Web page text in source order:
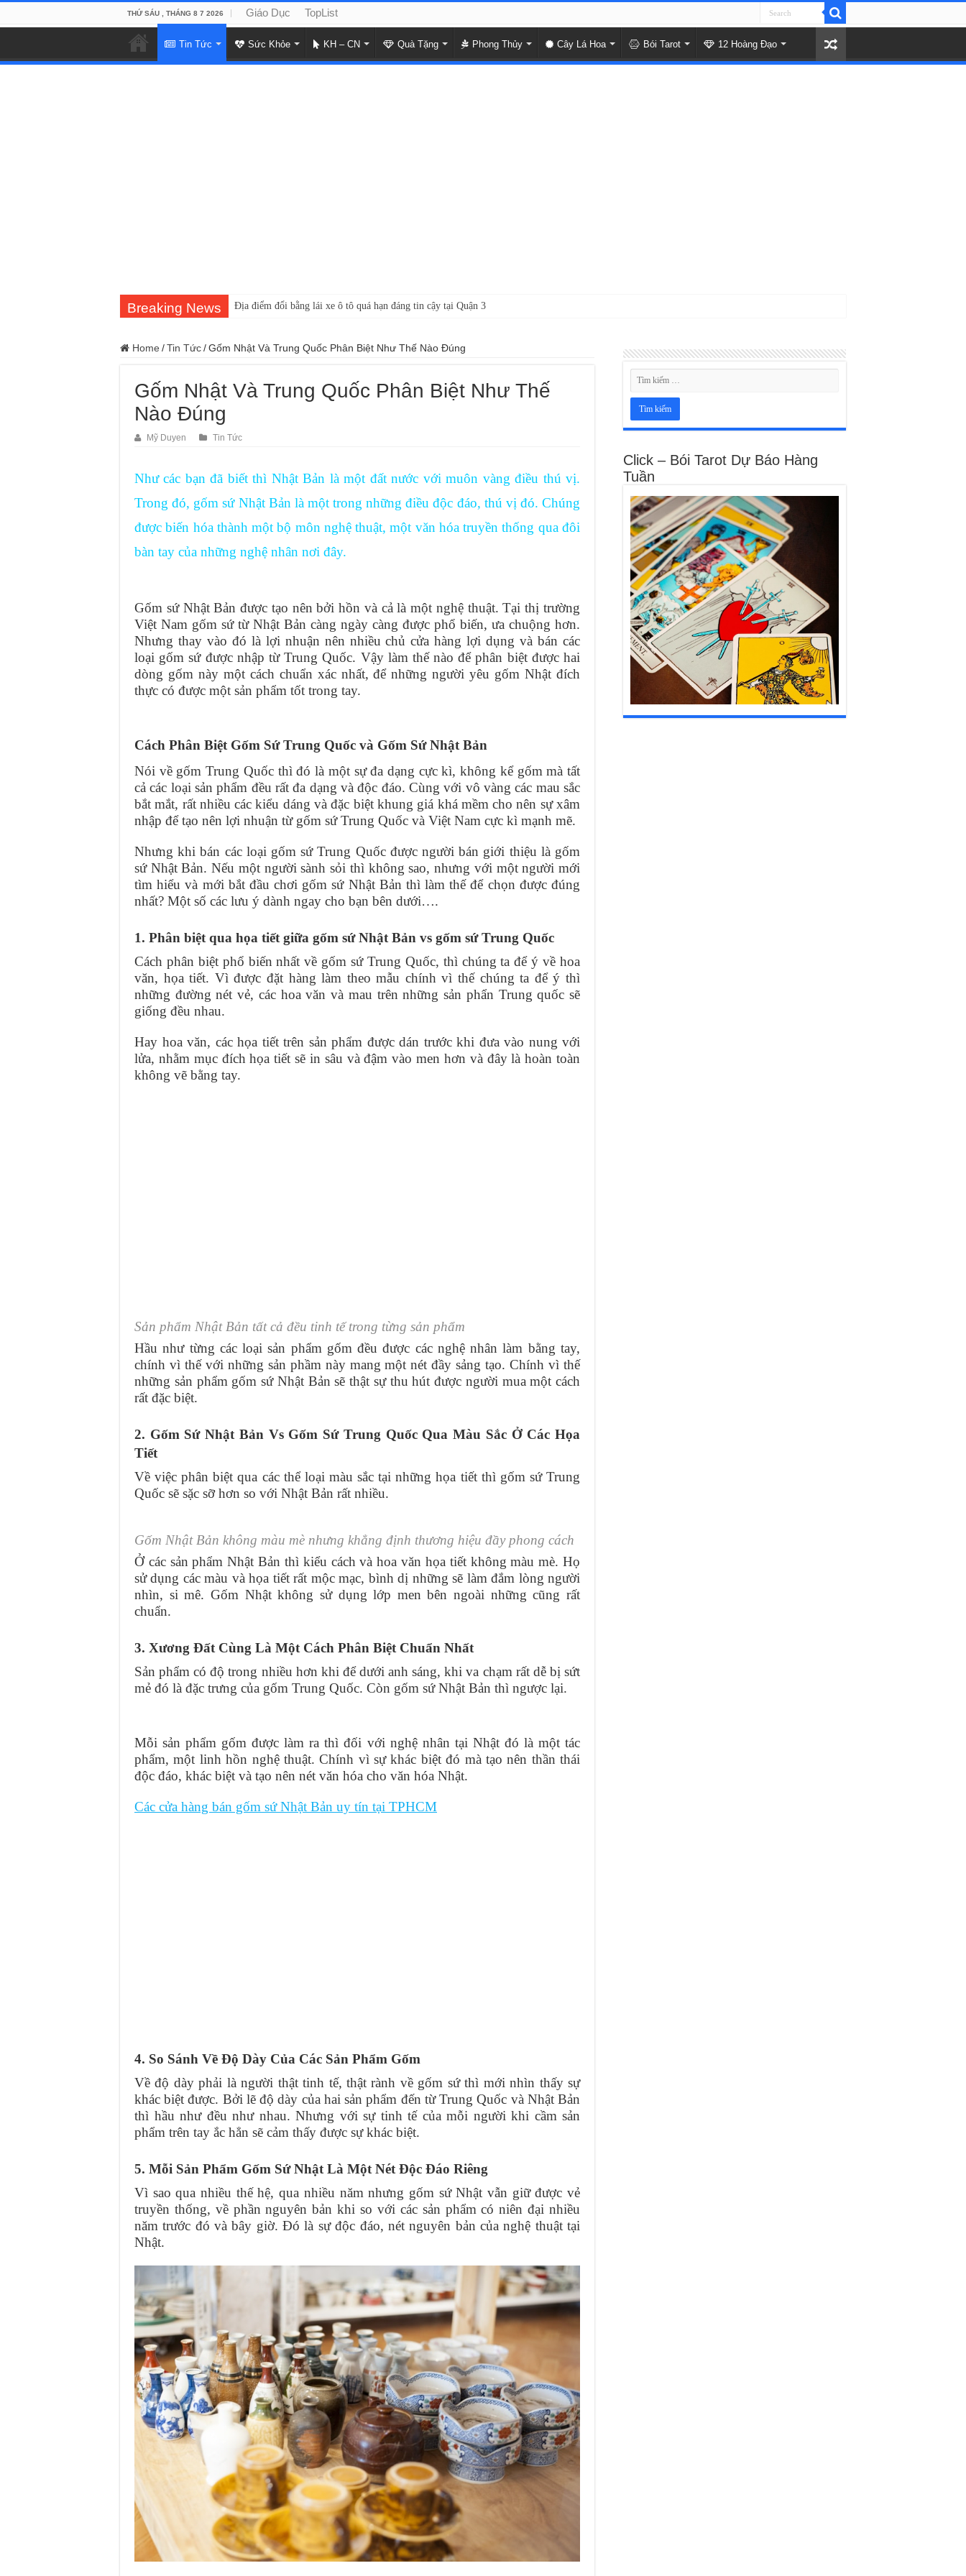
THỨ SÁU , THÁNG 8 7 2026 Giáo Dục TopList
Tin Tức Sức Khỏe KH – CN Quà Tặng Phong Thủy Cây Lá Hoa Bói Tarot 12 Hoàng Đạo
Breaking News Địa điểm đổi bằng lái xe ô tô quá hạn đáng tin cậy tại Quận 3
Home /Tin Tức/Gốm Nhật Và Trung Quốc Phân Biệt Như Thế Nào Đúng
Gốm Nhật Và Trung Quốc Phân Biệt Như Thế
Nào Đúng
Mỹ Duyen Tin Tức
Như các bạn đã biết thì Nhật Bản là một đất nước với muôn vàng điều thú vị.
Trong đó, gốm sứ Nhật Bản là một trong những điều độc đáo, thú vị đó. Chúng
được biến hóa thành một bộ môn nghệ thuật, một văn hóa truyền thống qua đôi
bàn tay của những nghệ nhân nơi đây.
Gốm sứ Nhật Bản được tạo nên bởi hồn và cả là một nghệ thuật. Tại thị trường
Việt Nam gốm sứ từ Nhật Bản càng ngày càng được phổ biến, ưa chuộng hơn.
Nhưng thay vào đó là lợi nhuận nên nhiều chủ cửa hàng lợi dụng và bán các
loại gốm sứ được nhập từ Trung Quốc. Vậy làm thế nào để phân biệt được hai
dòng gốm này một cách chuẩn xác nhất, để những người yêu gốm Nhật đích
thực có được một sản phẩm tốt trong tay.
Cách Phân Biệt Gốm Sứ Trung Quốc và Gốm Sứ Nhật Bản
Nói về gốm Trung Quốc thì đó là một sự đa dạng cực kì, không kể gốm mà tất
cả các loại sản phẩm đều rất đa dạng và độc đáo. Cùng với vô vàng các mau sắc
bắt mắt, rất nhiều các kiểu dáng và đặc biệt khung giá khá mềm cho nên sự xâm
nhập để tạo nên lợi nhuận từ gốm sứ Trung Quốc và Việt Nam cực kì mạnh mẽ.
Nhưng khi bán các loại gốm sứ Trung Quốc được người bán giới thiệu là gốm
sứ Nhật Bản. Nếu một người sành sỏi thì không sao, nhưng với một người mới
tìm hiểu và mới bắt đầu chơi gốm sứ Nhật Bản thì làm thế để chọn được đúng
nhất? Một số các lưu ý dành ngay cho bạn bên dưới….
1. Phân biệt qua họa tiết giữa gốm sứ Nhật Bản vs gốm sứ Trung Quốc
Cách phân biệt phổ biến nhất về gốm sứ Trung Quốc, thì chúng ta để ý về hoa
văn, họa tiết. Vì được đặt hàng làm theo mẫu chính vì thế chúng ta để ý thì
những đường nét vẻ, các hoa văn và mau trên những sản phẩn Trung quốc sẽ
giống đều nhau.
Hay hoa văn, các họa tiết trên sản phẩm được dán trước khi đưa vào nung với
lửa, nhằm mục đích họa tiết sẽ in sâu và đậm vào men hơn và đây là hoàn toàn
không vẽ bằng tay.
Sản phẩm Nhật Bản tất cả đều tinh tế trong từng sản phẩm
Hầu như từng các loại sản phẩm gốm đều được các nghệ nhân làm bằng tay,
chính vì thế với những sản phầm này mang một nét đầy sảng tạo. Chính vì thế
những sản phẩm gốm sứ Nhật Bản sẽ thật sự thu hút được người mua một cách
rất đặc biệt.
2. Gốm Sứ Nhật Bản Vs Gốm Sứ Trung Quốc Qua Màu Sắc Ở Các Họa
Tiết
Về việc phân biệt qua các thể loại màu sắc tại những họa tiết thì gốm sứ Trung
Quốc sẽ sặc sỡ hơn so với Nhật Bản rất nhiều.
Gốm Nhật Bản không màu mè nhưng khẳng định thương hiệu đầy phong cách
Ở các sản phẩm Nhật Bản thì kiểu cách và hoa văn họa tiết không màu mè. Họ
sử dụng các màu và họa tiết rất mộc mạc, bình dị những sẽ làm đắm lòng người
nhìn, si mê. Gốm Nhật không sử dụng lớp men bên ngoài những cũng rất
chuẩn.
3. Xương Đất Cùng Là Một Cách Phân Biệt Chuẩn Nhất
Sản phẩm có độ trong nhiều hơn khi để dưới anh sáng, khi va chạm rất dễ bị sứt
mẻ đó là đặc trưng của gốm Trung Quốc. Còn gốm sứ Nhật Bản thì ngược lại.
Mỗi sản phẩm gốm được làm ra thì đối với nghệ nhân tại Nhật đó là một tác
phẩm, một linh hồn nghệ thuật. Chính vì sự khác biệt đó mà tạo nên thần thái
độc đáo, khác biệt và tạo nên nét văn hóa cho văn hóa Nhật.
Các cửa hàng bán gốm sứ Nhật Bản uy tín tại TPHCM
4. So Sánh Về Độ Dày Của Các Sản Phẩm Gốm
Về độ dày phải là người thật tinh tế, thật rành về gốm sứ thì mới nhìn thấy sự
khác biệt được. Bởi lẽ độ dày của hai sản phẩm đến từ Trung Quốc và Nhật Bản
thì hầu như đều như nhau. Nhưng với sự tinh tế của mỗi người khi cầm sản
phẩm trên tay ắc hẳn sẽ cảm thấy được sự khác biệt.
5. Mỗi Sản Phẩm Gốm Sứ Nhật Là Một Nét Độc Đáo Riêng
Vì sao qua nhiều thế hệ, qua nhiều năm nhưng gốm sứ Nhật vẫn giữ được vẻ
truyền thống, về phần nguyên bản khi so với các sản phẩm có niên đại nhiều
năm trước đó và bây giờ. Đó là sự độc đáo, nét nguyên bản của nghệ thuật tại
Nhật.
Click – Bói Tarot Dự Báo Hàng
Tuần